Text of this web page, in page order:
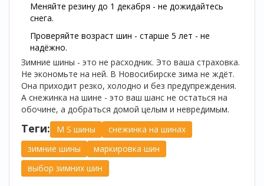
Меняйте резину до 1 декабря - не дожидайтесь
снега.
Проверяйте возраст шин - старше 5 лет - не
надёжно.
Зимние шины - это не расходник. Это ваша страховка.
Не экономьте на ней. В Новосибирске зима не ждёт.
Она приходит резко, холодно и без предупреждения.
А снежинка на шине - это ваш шанс не остаться на
обочине, а добраться домой целым и невредимым.
Теги: M S шины
снежинка на шинах
зимние шины
маркировка шин
выбор зимних шин